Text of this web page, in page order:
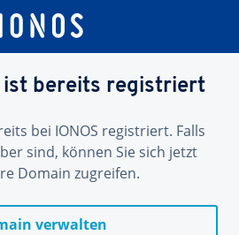
ist bereits registriert
bei IONOS registriert. Falls
sind, können Sie sich jetzt
Domain zugreifen.
verwalten